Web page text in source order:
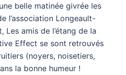
belle matinée givrée les
l’association Longeault-
Les amis de l’étang de la
Effect se sont retrouvés
(noyers, noisetiers,
la bonne humeur !